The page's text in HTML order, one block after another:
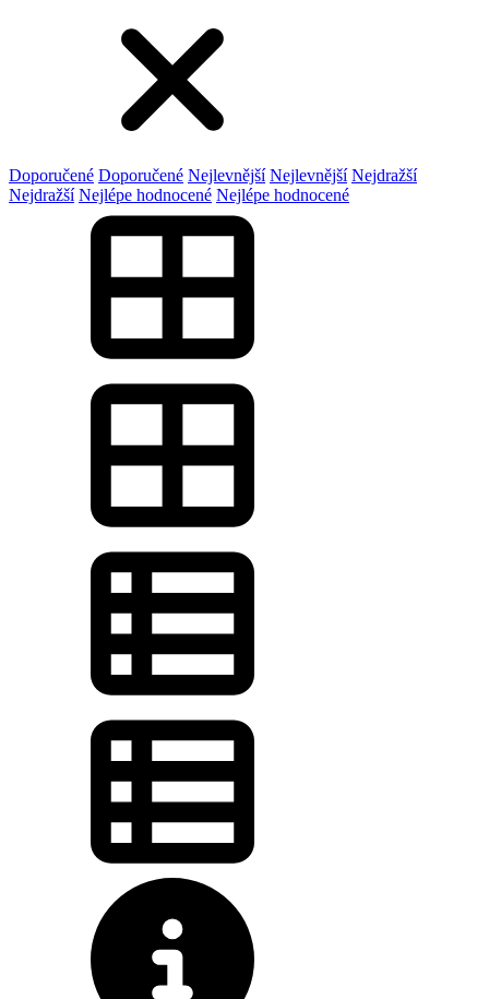
Doporučené Doporučené Nejlevnější Nejlevnější Nejdražší
Nejdražší Nejlépe hodnocené Nejlépe hodnocené